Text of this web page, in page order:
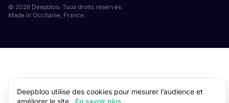
© 2026 Deepbloo. Tous droits réservés.
Made in Occitanie, France.
Deepbloo utilise des cookies pour mesurer l’audience et
améliorer le site.
En savoir plus